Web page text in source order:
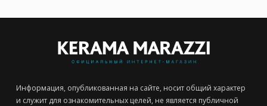
Информация, опубликованная на сайте, носит общий характер
и служит для ознакомительных целей, не является публичной